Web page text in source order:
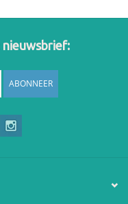
nieuwsbrief:
ABONNEER